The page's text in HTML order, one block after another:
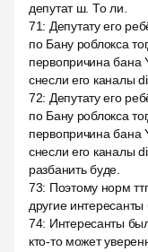
депутат ш. То ли.
71: Депутату его
по Бану роблокса
первопричина бана
снесли его каналы
72: Депутату его
по Бану роблокса
первопричина бана
снесли его каналы
разбанить буде.
73: Поэтому норм
другие интересанты
74: Интересанты
кто-то может